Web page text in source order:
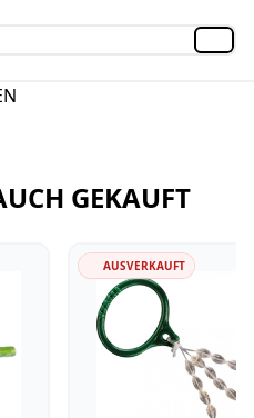
GEKAUFT
AUSVERKAUFT